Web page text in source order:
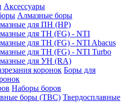
Аксессуары
Алмазные боры
для ПН (HP)
для ТН (FG) - NTI
для ТН (FG) - NTI Abacus
для ТН (FG) - NTI Turbo
для УН (RA)
Боры для
Наборы боров
Твердосплавные